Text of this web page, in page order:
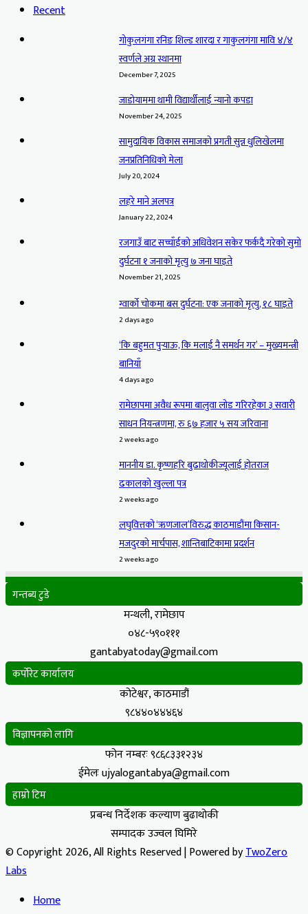
Recent
गोकुलगंगा रनिङ शिल्ड शारदा र गाकुलगंगा मावि ४/४
स्वर्णले अग्र स्थानमा
December 7, 2025
जाडोयाममा थामी विद्यार्थीलाई न्यानो कपडा
November 24, 2025
सामुदायिक विकास समाजको प्रगती सुन्न धुलिखेलमा
जनप्रतिनिधिको मेला
July 20, 2024
लहरे माने अलपत्र
January 22, 2024
रजगाउँ बाट सच्चाँईको अधिवेशन सकेर फर्कदै गरेको सुमो
दुर्घटना १ जनाको मृत्यु ७ जना घाइते
November 21, 2025
ग्वार्को चोकमा बस दुर्घटना: एक जनाको मृत्यु, १८ घाइते
2 days ago
‘कि बहुमत पुर्‍याऊ, कि मलाई नै समर्थन गर’ – मुख्यमन्त्री
बानियाँ
4 days ago
रामेछापमा अवैध रूपमा बालुवा लोड गरिरहेका ३ सवारी
साधन नियन्त्रणमा, रु ६७ हजार ५ सय जरिवाना
2 weeks ago
माननीय डा. कृष्णहरि बुढाथोकीज्यूलाई होतराज
ढकालको खुल्ला पत्र
2 weeks ago
लघुवित्तको ‘ऋणजाल’विरुद्ध काठमाडौंमा किसान-
मजदुरको मार्चपास, शान्तिबाटिकामा प्रदर्शन
2 weeks ago
गन्तब्य टुडे
मन्थली, रामेछाप
०४८-५९०१११
gantabyatoday@gmail.com
कर्पोरेट कार्यालय
कोटेश्वर, काठमाडौं
९८४४०४४४६४
विज्ञापनको लागि
फोन नम्बरः ९८६८३३१२३४
ईमेलः ujyalogantabya@gmail.com
हाम्रो टिम
प्रबन्ध निर्देशक कल्याण बुढाथोकी
सम्पादक उज्वल घिमिरे
© Copyright 2026, All Rights Reserved | Powered byTwoZero
Labs
Home